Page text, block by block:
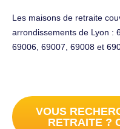
Les maisons de retraite
arrondissements de Lyon :
69006, 69007, 69008 et
VOUS
RETRAITE ?